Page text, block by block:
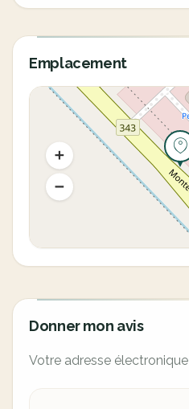
Emplacement
Donner mon avis
Votre adresse